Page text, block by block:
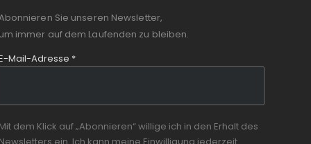
Sie unseren Newsletter,
um immer auf dem Laufenden zu bleiben.
Mail-Adresse *
Mit dem Klick auf „Abonnieren“ willige ich in den Erhalt des